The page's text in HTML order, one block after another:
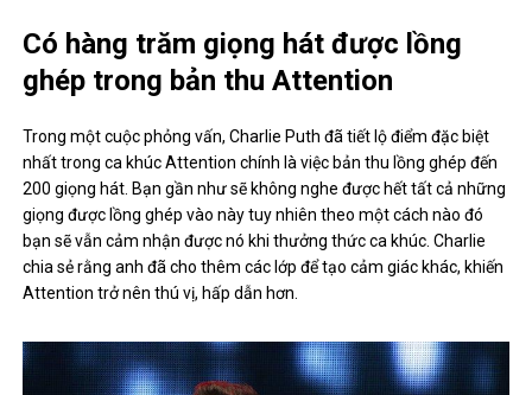
Có hàng trăm giọng hát được lồng
ghép trong bản thu Attention
Trong một cuộc phỏng vấn, Charlie Puth đã tiết lộ điểm đặc biệt
nhất trong ca khúc Attention chính là việc bản thu lồng ghép đến
200 giọng hát. Bạn gần như sẽ không nghe được hết tất cả những
giọng được lồng ghép vào này tuy nhiên theo một cách nào đó
bạn sẽ vẫn cảm nhận được nó khi thưởng thức ca khúc. Charlie
chia sẻ rằng anh đã cho thêm các lớp để tạo cảm giác khác, khiến
Attention trở nên thú vị, hấp dẫn hơn.